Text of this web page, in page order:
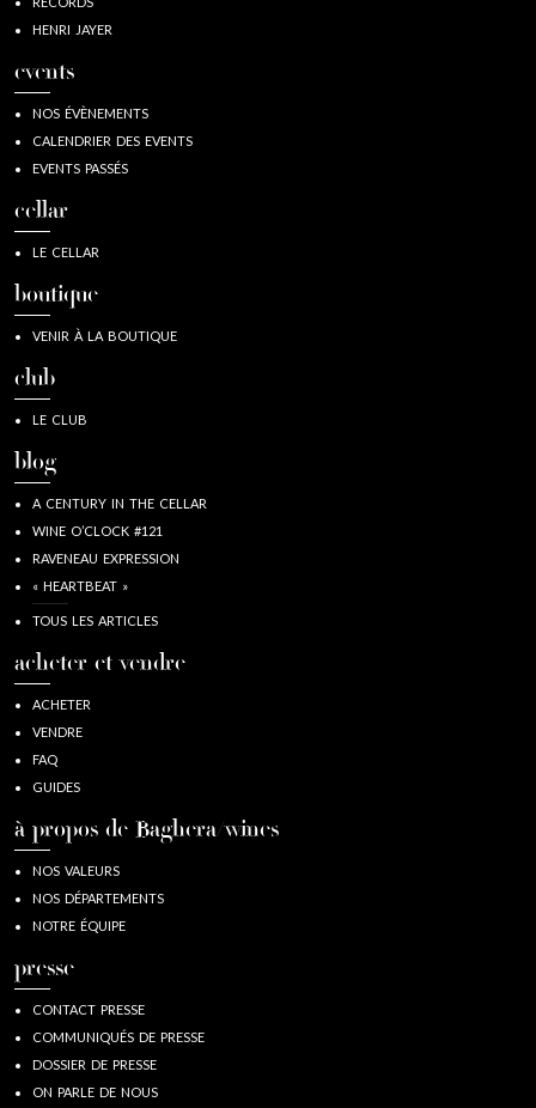
HENRI JAYER
events
NOS ÉVÈNEMENTS
CALENDRIER DES EVENTS
EVENTS PASSÉS
cellar
LE CELLAR
boutique
VENIR À LA BOUTIQUE
club
LE CLUB
blog
A CENTURY IN THE CELLAR
WINE O’CLOCK #121
RAVENEAU EXPRESSION
« HEARTBEAT »
TOUS LES ARTICLES
acheter et vendre
ACHETER
VENDRE
FAQ
GUIDES
à propos de Baghera/wines
NOS VALEURS
NOS DÉPARTEMENTS
NOTRE ÉQUIPE
presse
CONTACT PRESSE
COMMUNIQUÉS DE PRESSE
DOSSIER DE PRESSE
ON PARLE DE NOUS